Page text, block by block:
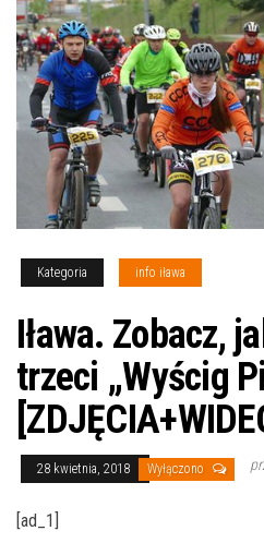
Kategoria info iława
Iława. Zobacz,
trzeci „Wyścig
28 kwietnia, 2018 Wyłączono
[ad_1]